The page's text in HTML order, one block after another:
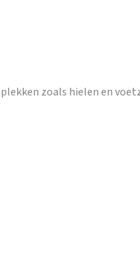
zoals hielen en